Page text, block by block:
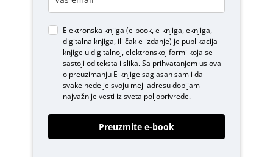
Elektronska knjiga (e-book, e-knjiga, eknjiga,
digitalna knjiga, ili čak e-izdanje) je publikacija
knjige u digitalnoj, elektronskoj formi koja se
sastoji od teksta i slika. Sa prihvatanjem uslova
o preuzimanju E-knjigesaglasan sam i da
svake nedelje svoju mejl adresu dobijam
najvažnije vesti iz sveta poljoprivrede.
Preuzmite e-book